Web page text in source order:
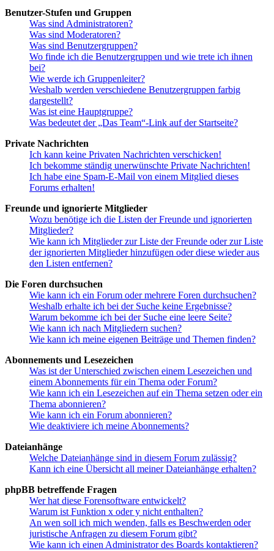
Benutzer-Stufen und Gruppen
Was sind Administratoren?
Was sind Moderatoren?
Was sind Benutzergruppen?
Wo finde ich die Benutzergruppen und wie trete ich ihnen
bei?
Wie werde ich Gruppenleiter?
Weshalb werden verschiedene Benutzergruppen farbig
dargestellt?
Was ist eine Hauptgruppe?
Was bedeutet der „Das Team“-Link auf der Startseite?
Private Nachrichten
Ich kann keine Privaten Nachrichten verschicken!
Ich bekomme ständig unerwünschte Private Nachrichten!
Ich habe eine Spam-E-Mail von einem Mitglied dieses
Forums erhalten!
Freunde und ignorierte Mitglieder
Wozu benötige ich die Listen der Freunde und ignorierten
Mitglieder?
Wie kann ich Mitglieder zur Liste der Freunde oder zur Liste
der ignorierten Mitglieder hinzufügen oder diese wieder aus
den Listen entfernen?
Die Foren durchsuchen
Wie kann ich ein Forum oder mehrere Foren durchsuchen?
Weshalb erhalte ich bei der Suche keine Ergebnisse?
Warum bekomme ich bei der Suche eine leere Seite?
Wie kann ich nach Mitgliedern suchen?
Wie kann ich meine eigenen Beiträge und Themen finden?
Abonnements und Lesezeichen
Was ist der Unterschied zwischen einem Lesezeichen und
einem Abonnements für ein Thema oder Forum?
Wie kann ich ein Lesezeichen auf ein Thema setzen oder ein
Thema abonnieren?
Wie kann ich ein Forum abonnieren?
Wie deaktiviere ich meine Abonnements?
Dateianhänge
Welche Dateianhänge sind in diesem Forum zulässig?
Kann ich eine Übersicht all meiner Dateianhänge erhalten?
phpBB betreffende Fragen
Wer hat diese Forensoftware entwickelt?
Warum ist Funktion x oder y nicht enthalten?
An wen soll ich mich wenden, falls es Beschwerden oder
juristische Anfragen zu diesem Forum gibt?
Wie kann ich einen Administrator des Boards kontaktieren?